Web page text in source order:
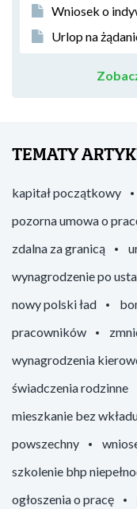
Wniosek o
Urlop na
TEMATY
kapitał początkowy
pozorna umowa o
zdalna za granicą
wynagrodzenie po
nowy polski ład
pracowników
wynagrodzenia
świadczenia rodzinne
mieszkanie bez
powszechny
szkolenie bhp
ogłoszenia o pracę